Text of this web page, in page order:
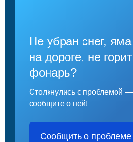
Не убран снег, яма
на дороге, не горит
фонарь?
Столкнулись с проблемой —
сообщите о ней!
Сообщить о проблеме